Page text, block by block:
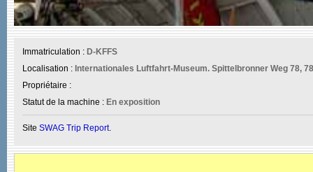
Immatriculation : D-KFFS
Localisation : Internationales Luftfahrt-Museum. Spittelbronner Weg 78,
Propriétaire :
Statut de la machine : En exposition
Site SWAG Trip Report.